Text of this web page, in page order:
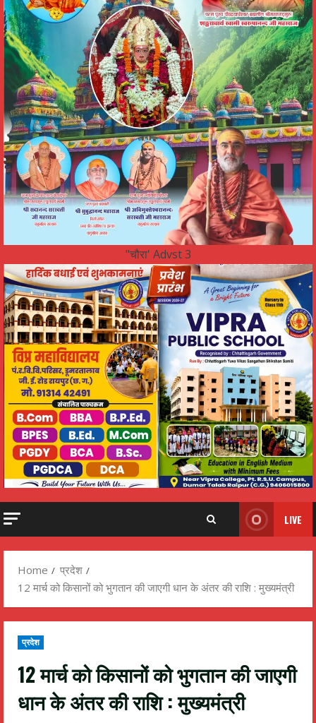
"चौरा' Advst 3
LIVE
Home
प्रदेश
12 मार्च को किसानों को भुगतान की जाएगी धान के अंतर की राशि : मुख्यमंत्री
प्रदेश
12 मार्च को किसानों को भुगतान की जाएगी
धान के अंतर की राशि : मुख्यमंत्री